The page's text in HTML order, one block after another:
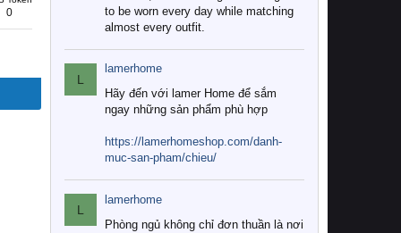
0
to be worn every day while matching
almost every outfit.
L
lamerhome
Hãy đến với lamer Home để sắm
ngay những sản phẩm phù hợp
https://lamerhomeshop.com/danh-
muc-san-pham/chieu/
L
lamerhome
Phòng ngủ không chỉ đơn thuần là nơi